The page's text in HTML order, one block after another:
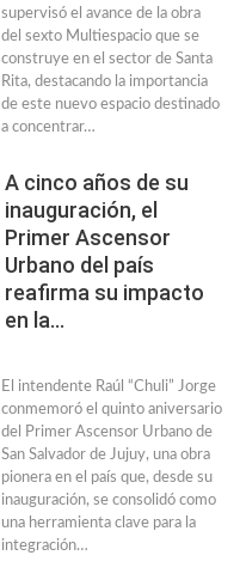
supervisó el avance de la obra
del sexto Multiespacio que se
construye en el sector de Santa
Rita, destacando la importancia
de este nuevo espacio destinado
a concentrar…
A cinco años de su
inauguración, el
Primer Ascensor
Urbano del país
reafirma su impacto
en la…
El intendente Raúl “Chuli” Jorge
conmemoró el quinto aniversario
del Primer Ascensor Urbano de
San Salvador de Jujuy, una obra
pionera en el país que, desde su
inauguración, se consolidó como
una herramienta clave para la
integración…